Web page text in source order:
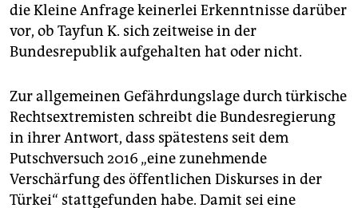
die Kleine Anfrage keinerlei Erkenntnisse darüber
vor, ob Tayfun K. sich zeitweise in der
Bundesrepublik aufgehalten hat oder nicht.
Zur allgemeinen Gefährdungslage durch türkische
Rechtsextremisten schreibt die Bundesregierung
in ihrer Antwort, dass spätestens seit dem
Putschversuch 2016 „eine zunehmende
Verschärfung des öffentlichen Diskurses in der
Türkei“ stattgefunden habe. Damit sei eine